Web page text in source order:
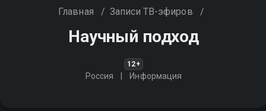
Главная / Записи ТВ-эфиров /
Научный подход
12+
Россия Информация